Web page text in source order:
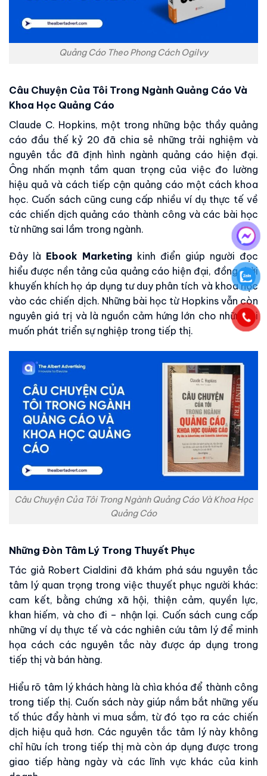
Quảng Cáo Theo Phong Cách Ogilvy
Câu Chuyện Của Tôi Trong Ngành Quảng Cáo Và
Khoa Học Quảng Cáo
Claude C. Hopkins, một trong những bậc thầy quảng
cáo đầu thế kỷ 20 đã chia sẻ những trải nghiệm và
nguyên tắc đã định hình ngành quảng cáo hiện đại.
Ông nhấn mạnh tầm quan trọng của việc đo lường
hiệu quả và cách tiếp cận quảng cáo một cách khoa
học. Cuốn sách cũng cung cấp nhiều ví dụ thực tế về
các chiến dịch quảng cáo thành công và các bài học
từ những sai lầm trong ngành.
Đây là Ebook Marketing kinh điển giúp người đọc
hiểu được nền tảng của quảng cáo hiện đại, đồng thời
khuyến khích họ áp dụng tư duy phân tích và khoa học
vào các chiến dịch. Những bài học từ Hopkins vẫn còn
nguyên giá trị và là nguồn cảm hứng lớn cho những ai
muốn phát triển sự nghiệp trong tiếp thị.
Câu Chuyện Của Tôi Trong Ngành Quảng Cáo Và Khoa Học
Quảng Cáo
Những Đòn Tâm Lý Trong Thuyết Phục
Tác giả Robert Cialdini đã khám phá sáu nguyên tắc
tâm lý quan trọng trong việc thuyết phục người khác:
cam kết, bằng chứng xã hội, thiện cảm, quyền lực,
khan hiếm, và cho đi – nhận lại. Cuốn sách cung cấp
những ví dụ thực tế và các nghiên cứu tâm lý để minh
họa cách các nguyên tắc này được áp dụng trong
tiếp thị và bán hàng.
Hiểu rõ tâm lý khách hàng là chìa khóa để thành công
trong tiếp thị. Cuốn sách này giúp nắm bắt những yếu
tố thúc đẩy hành vi mua sắm, từ đó tạo ra các chiến
dịch hiệu quả hơn. Các nguyên tắc tâm lý này không
chỉ hữu ích trong tiếp thị mà còn áp dụng được trong
giao tiếp hàng ngày và các lĩnh vực khác của kinh